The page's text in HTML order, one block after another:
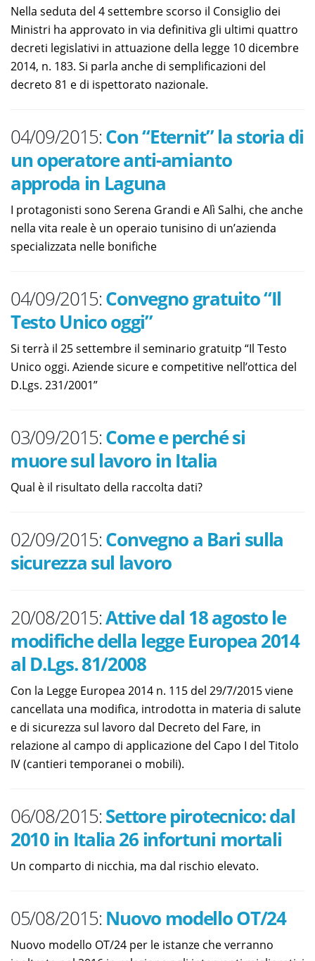
Nella seduta del 4 settembre scorso il Consiglio dei
Ministri ha approvato in via definitiva gli ultimi quattro
decreti legislativi in attuazione della legge 10 dicembre
2014, n. 183. Si parla anche di semplificazioni del
decreto 81 e di ispettorato nazionale.
04/09/2015:Con “Eternit” la storia di
un operatore anti-amianto
approda in Laguna
I protagonisti sono Serena Grandi e Alì Salhi, che anche
nella vita reale è un operaio tunisino di un’azienda
specializzata nelle bonifiche
04/09/2015:Convegno gratuito “Il
Testo Unico oggi”
Si terrà il 25 settembre il seminario gratuitp “Il Testo
Unico oggi. Aziende sicure e competitive nell’ottica del
D.Lgs. 231/2001”
03/09/2015:Come e perché si
muore sul lavoro in Italia
Qual è il risultato della raccolta dati?
02/09/2015:Convegno a Bari sulla
sicurezza sul lavoro
20/08/2015:Attive dal 18 agosto le
modifiche della legge Europea 2014
al D.Lgs. 81/2008
Con la Legge Europea 2014 n. 115 del 29/7/2015 viene
cancellata una modifica, introdotta in materia di salute
e di sicurezza sul lavoro dal Decreto del Fare, in
relazione al campo di applicazione del Capo I del Titolo
IV (cantieri temporanei o mobili).
06/08/2015:Settore pirotecnico: dal
2010 in Italia 26 infortuni mortali
Un comparto di nicchia, ma dal rischio elevato.
05/08/2015: Nuovo modello OT/24
Nuovo modello OT/24 per le istanze che verranno